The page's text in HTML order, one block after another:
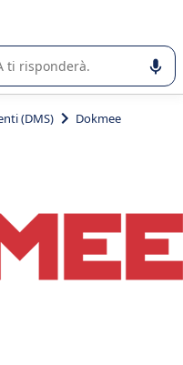
scelta di un
(DMS) Dokmee